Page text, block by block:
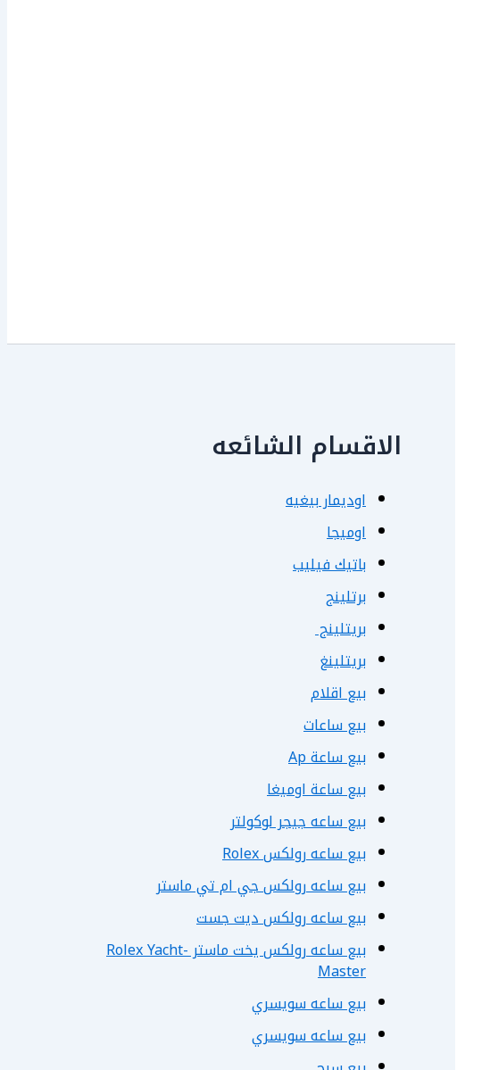
الاقسام الشائعه
اوديمار بيغيه
اوميجا
باتيك فيليب
برتلينج
بريتلينج
بريتلينغ
بيع اقلام
بيع ساعات
بيع ساعة Ap
بيع ساعة اوميغا
بيع ساعه جيجر لوكولتر
بيع ساعه رولكس Rolex
بيع ساعه رولكس جي ام تي ماستر
بيع ساعه رولكس ديت جست
بيع ساعه رولكس يخت ماستر Rolex Yacht-
Master
بيع ساعه سويسري
بيع ساعه سويسري